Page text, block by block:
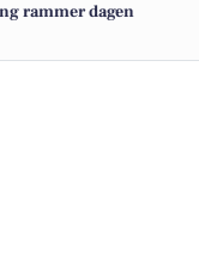
rammer dagen